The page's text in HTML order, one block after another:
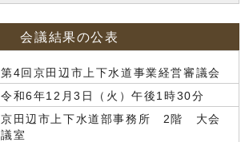
会議結果の公表
第4回京田辺市上下水道事業経営審議会
令和6年12月3日（火）午後1時30分
京田辺市上下水道部事務所 2階 大会
議室